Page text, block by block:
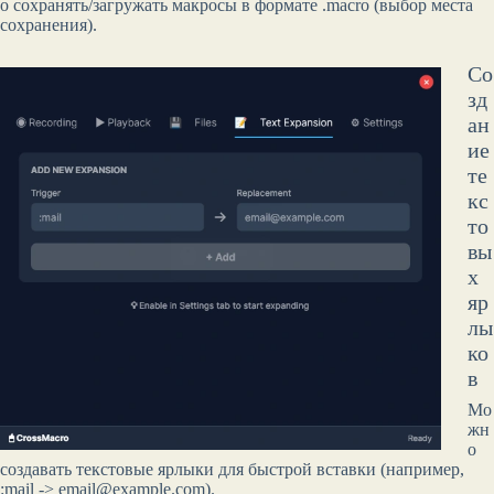
о сохранять/загружать макросы в формате .macro (выбор места
сохранения).
Со
зд
ан
ие
те
кс
то
вы
х
яр
лы
ко
в
Мо
жн
о
создавать текстовые ярлыки для быстрой вставки (например,
:mail -> email@example.com).